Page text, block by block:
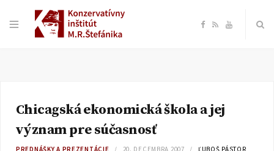
F
e
b
R Y
u
Chicagská ekonomická škola a jej
význam pre súčasnosť
PREDNÁŠKY A PREZENTÁCIE 20. DECEMBRA 2007 ĽUBOŠ PÁSTOR